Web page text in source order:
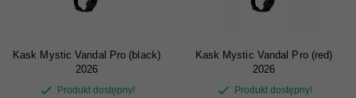
Kask Mystic Vandal Pro (black)
2026
Produkt dostępny!
Kask Mystic Vandal Pro (red)
2026
Produkt dostępny!